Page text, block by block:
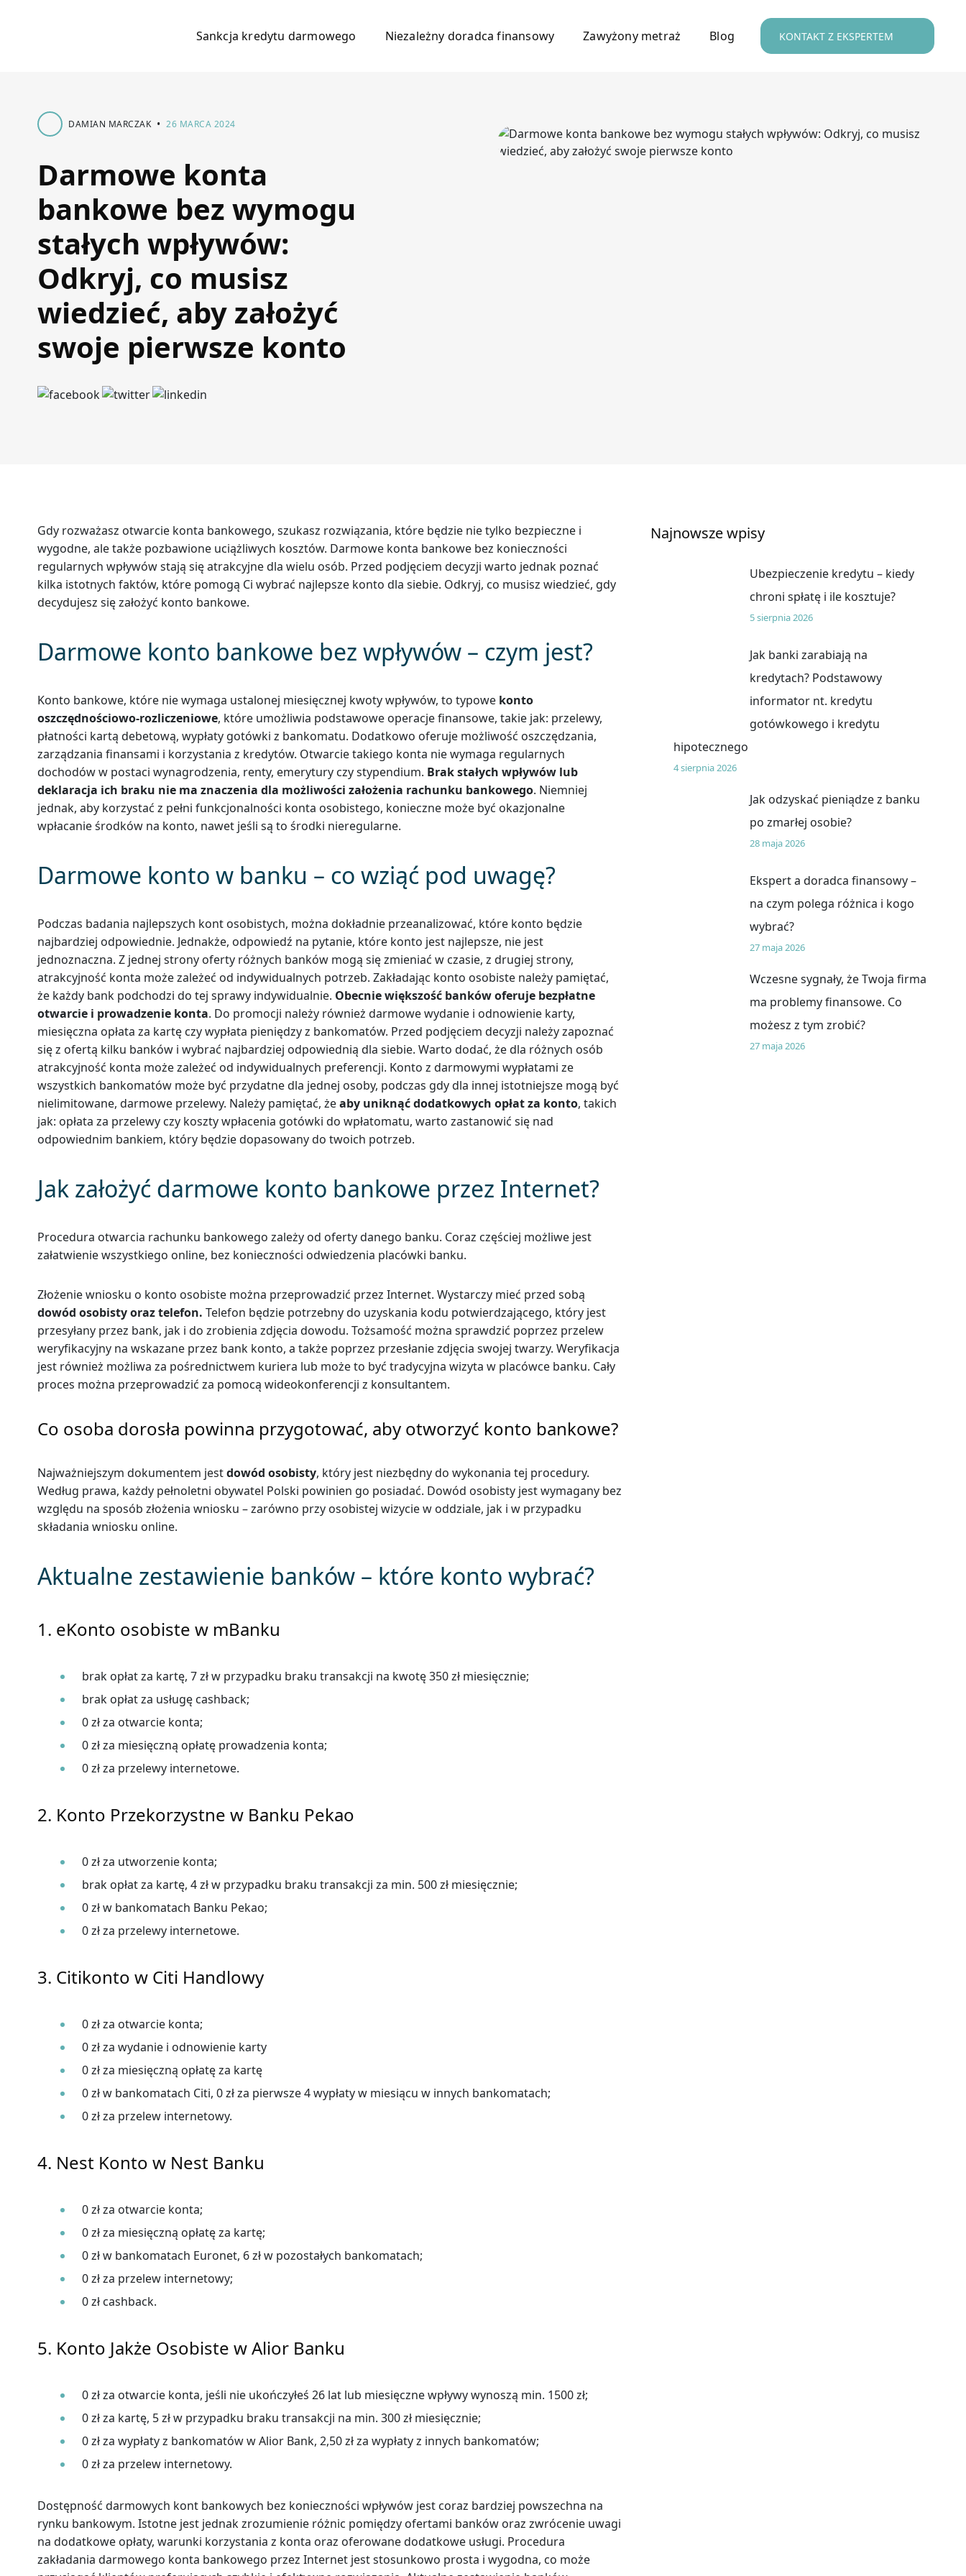
Sankcja kredytu darmowego Niezależny doradca finansowy Zawyżony metraż Blog KONTAKT Z EKSPERTEM
DAMIAN MARCZAK • 26 MARCA 2024
Darmowe konta
bankowe bez wymogu
stałych wpływów:
Odkryj, co musisz
wiedzieć, aby założyć
swoje pierwsze konto
Gdy rozważasz otwarcie konta bankowego, szukasz rozwiązania, które będzie nie tylko bezpieczne i
wygodne, ale także pozbawione uciążliwych kosztów. Darmowe konta bankowe bez konieczności
regularnych wpływów stają się atrakcyjne dla wielu osób. Przed podjęciem decyzji warto jednak poznać
kilka istotnych faktów, które pomogą Ci wybrać najlepsze konto dla siebie. Odkryj, co musisz wiedzieć, gdy
decydujesz się założyć konto bankowe.
Darmowe konto bankowe bez wpływów – czym jest?
Konto bankowe, które nie wymaga ustalonej miesięcznej kwoty wpływów, to typowe konto
oszczędnościowo-rozliczeniowe, które umożliwia podstawowe operacje finansowe, takie jak: przelewy,
płatności kartą debetową, wypłaty gotówki z bankomatu. Dodatkowo oferuje możliwość oszczędzania,
zarządzania finansami i korzystania z kredytów. Otwarcie takiego konta nie wymaga regularnych
dochodów w postaci wynagrodzenia, renty, emerytury czy stypendium. Brak stałych wpływów lub
deklaracja ich braku nie ma znaczenia dla możliwości założenia rachunku bankowego. Niemniej
jednak, aby korzystać z pełni funkcjonalności konta osobistego, konieczne może być okazjonalne
wpłacanie środków na konto, nawet jeśli są to środki nieregularne.
Darmowe konto w banku – co wziąć pod uwagę?
Podczas badania najlepszych kont osobistych, można dokładnie przeanalizować, które konto będzie
najbardziej odpowiednie. Jednakże, odpowiedź na pytanie, które konto jest najlepsze, nie jest
jednoznaczna. Z jednej strony oferty różnych banków mogą się zmieniać w czasie, z drugiej strony,
atrakcyjność konta może zależeć od indywidualnych potrzeb. Zakładając konto osobiste należy pamiętać,
że każdy bank podchodzi do tej sprawy indywidualnie. Obecnie większość banków oferuje bezpłatne
otwarcie i prowadzenie konta. Do promocji należy również darmowe wydanie i odnowienie karty,
miesięczna opłata za kartę czy wypłata pieniędzy z bankomatów. Przed podjęciem decyzji należy zapoznać
się z ofertą kilku banków i wybrać najbardziej odpowiednią dla siebie. Warto dodać, że dla różnych osób
atrakcyjność konta może zależeć od indywidualnych preferencji. Konto z darmowymi wypłatami ze
wszystkich bankomatów może być przydatne dla jednej osoby, podczas gdy dla innej istotniejsze mogą być
nielimitowane, darmowe przelewy. Należy pamiętać, żeaby uniknąć dodatkowych opłat za konto, takich
jak: opłata za przelewy czy koszty wpłacenia gotówki do wpłatomatu, warto zastanowić się nad
odpowiednim bankiem, który będzie dopasowany do twoich potrzeb.
Jak założyć darmowe konto bankowe przez Internet?
Procedura otwarcia rachunku bankowego zależy od oferty danego banku. Coraz częściej możliwe jest
załatwienie wszystkiego online, bez konieczności odwiedzenia placówki banku.
Złożenie wniosku o konto osobiste można przeprowadzić przez Internet. Wystarczy mieć przed sobą
dowód osobisty oraz telefon. Telefon będzie potrzebny do uzyskania kodu potwierdzającego, który jest
przesyłany przez bank, jak i do zrobienia zdjęcia dowodu. Tożsamość można sprawdzić poprzez przelew
weryfikacyjny na wskazane przez bank konto, a także poprzez przesłanie zdjęcia swojej twarzy. Weryfikacja
jest również możliwa za pośrednictwem kuriera lub może to być tradycyjna wizyta w placówce banku. Cały
proces można przeprowadzić za pomocą wideokonferencji z konsultantem.
Co osoba dorosła powinna przygotować, aby otworzyć konto bankowe?
Najważniejszym dokumentem jestdowód osobisty, który jest niezbędny do wykonania tej procedury.
Według prawa, każdy pełnoletni obywatel Polski powinien go posiadać. Dowód osobisty jest wymagany bez
względu na sposób złożenia wniosku – zarówno przy osobistej wizycie w oddziale, jak i w przypadku
składania wniosku online.
Aktualne zestawienie banków – które konto wybrać?
1. eKonto osobiste w mBanku
brak opłat za kartę, 7 zł w przypadku braku transakcji na kwotę 350 zł miesięcznie;
brak opłat za usługę cashback;
0 zł za otwarcie konta;
0 zł za miesięczną opłatę prowadzenia konta;
0 zł za przelewy internetowe.
2. Konto Przekorzystne w Banku Pekao
0 zł za utworzenie konta;
brak opłat za kartę, 4 zł w przypadku braku transakcji za min. 500 zł miesięcznie;
0 zł w bankomatach Banku Pekao;
0 zł za przelewy internetowe.
3. Citikonto w Citi Handlowy
0 zł za otwarcie konta;
0 zł za wydanie i odnowienie karty
0 zł za miesięczną opłatę za kartę
0 zł w bankomatach Citi, 0 zł za pierwsze 4 wypłaty w miesiącu w innych bankomatach;
0 zł za przelew internetowy.
4. Nest Konto w Nest Banku
0 zł za otwarcie konta;
0 zł za miesięczną opłatę za kartę;
0 zł w bankomatach Euronet, 6 zł w pozostałych bankomatach;
0 zł za przelew internetowy;
0 zł cashback.
5. Konto Jakże Osobiste w Alior Banku
0 zł za otwarcie konta, jeśli nie ukończyłeś 26 lat lub miesięczne wpływy wynoszą min. 1500 zł;
0 zł za kartę, 5 zł w przypadku braku transakcji na min. 300 zł miesięcznie;
0 zł za wypłaty z bankomatów w Alior Bank, 2,50 zł za wypłaty z innych bankomatów;
0 zł za przelew internetowy.
Dostępność darmowych kont bankowych bez konieczności wpływów jest coraz bardziej powszechna na
rynku bankowym. Istotne jest jednak zrozumienie różnic pomiędzy ofertami banków oraz zwrócenie uwagi
na dodatkowe opłaty, warunki korzystania z konta oraz oferowane dodatkowe usługi. Procedura
zakładania darmowego konta bankowego przez Internet jest stosunkowo prosta i wygodna, co może
Najnowsze wpisy
Ubezpieczenie kredytu – kiedy
chroni spłatę i ile kosztuje?
5 sierpnia 2026
Jak banki zarabiają na
kredytach? Podstawowy
informator nt. kredytu
gotówkowego i kredytu
hipotecznego
4 sierpnia 2026
Jak odzyskać pieniądze z banku
po zmarłej osobie?
28 maja 2026
Ekspert a doradca finansowy –
na czym polega różnica i kogo
wybrać?
27 maja 2026
Wczesne sygnały, że Twoja firma
ma problemy finansowe. Co
możesz z tym zrobić?
27 maja 2026